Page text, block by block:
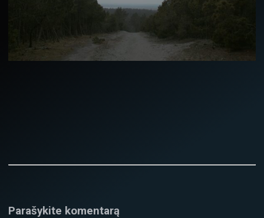
Parašykite komentarą